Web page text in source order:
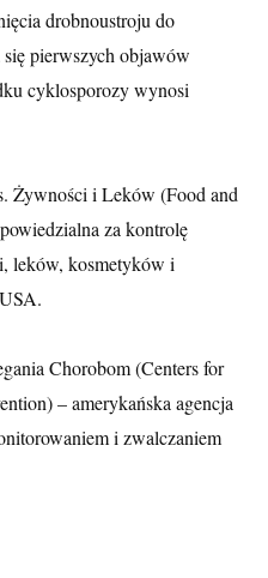
drobnoustroju do
pierwszych objawów
cyklosporozy wynosi
Żywności i Leków (Food and
za kontrolę
leków, kosmetyków i
Chorobom (Centers for
– amerykańska agencja
i zwalczaniem